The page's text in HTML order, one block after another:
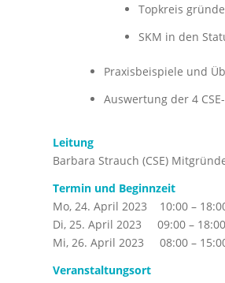
Topkreis
SKM in den
Praxisbeispiele und
Auswertung der 4
Leitung
Barbara Strauch (CSE)
Termin und Beginnzeit
Mo, 24. April 2023 10:00 –
Di, 25. April 2023 09:00 – 18:00
Mi, 26. April 2023 08:00 –
Veranstaltungsort